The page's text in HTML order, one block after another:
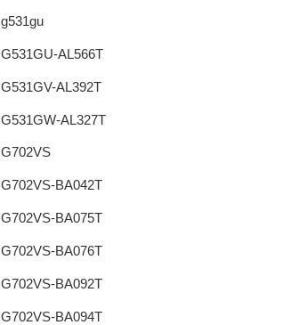
g531gu
G531GU-AL566T
G531GV-AL392T
G531GW-AL327T
G702VS
G702VS-BA042T
G702VS-BA075T
G702VS-BA076T
G702VS-BA092T
G702VS-BA094T